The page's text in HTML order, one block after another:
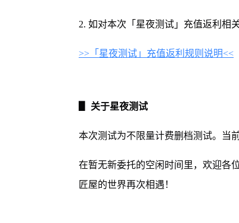
2. 如对本次「星夜测试」充值返利相
>>「星夜测试」充值返利规则说明<<
▋ 关于星夜测试
本次测试为不限量计费删档测试。当
在暂无新委托的空闲时间里，欢迎各
匠屋的世界再次相遇！